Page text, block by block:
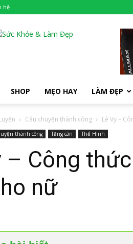
hệ
SHOP MẸO HAY LÀM ĐẸP
Câu chuyện thành công Lê Vy –
thành công Tăng cân Thể Hình
– Công
nữ